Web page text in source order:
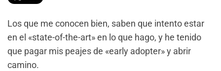
Los que me conocen bien, saben que intento estar
en el «state-of-the-art» en lo que hago, y he tenido
que pagar mis peajes de «early adopter» y abrir
camino.